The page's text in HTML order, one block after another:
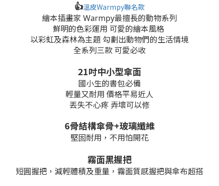
👍溫皮Warmpy聯名款
繪本插畫家 Warmpy最擅長的動物系列
鮮明的色彩運用 可愛的繪本風格
以彩虹及森林為主題 勾劃出動物們的生活情境
全系列三款 可愛必收
21吋中小型傘面
國小生的書包必備
輕量又耐用 價格平易近人
丟失不心疼 弄壞可以修
6骨結構傘骨+玻璃纖維
堅固耐用，不用怕開花
霧面黑握把
短圓握把，減輕體積及重量，霧面質感握把與傘布超搭